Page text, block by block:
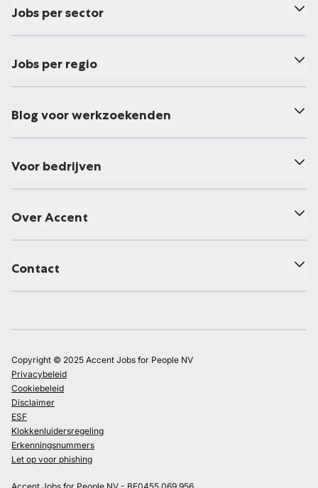
Jobs per sector
Jobs per regio
Blog voor werkzoekenden
Voor bedrijven
Over Accent
Contact
Copyright © 2025 Accent Jobs for People NV
Privacybeleid
Cookiebeleid
Disclaimer
ESF
Klokkenluidersregeling
Erkenningsnummers
Let op voor phishing